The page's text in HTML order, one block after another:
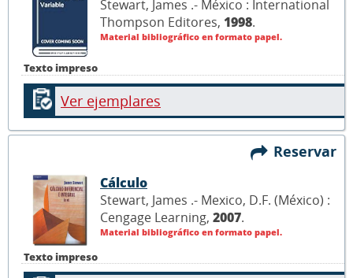
Texto impreso
Stewart, James .- México : International
Thompson Editores, 1998.
Material bibliográfico en formato papel.
Ver ejemplares
Reservar
Texto impreso
Cálculo
Stewart, James .- Mexico, D.F. (México) :
Cengage Learning, 2007.
Material bibliográfico en formato papel.